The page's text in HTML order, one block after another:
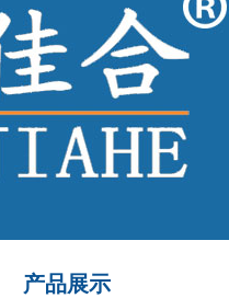
产品展示